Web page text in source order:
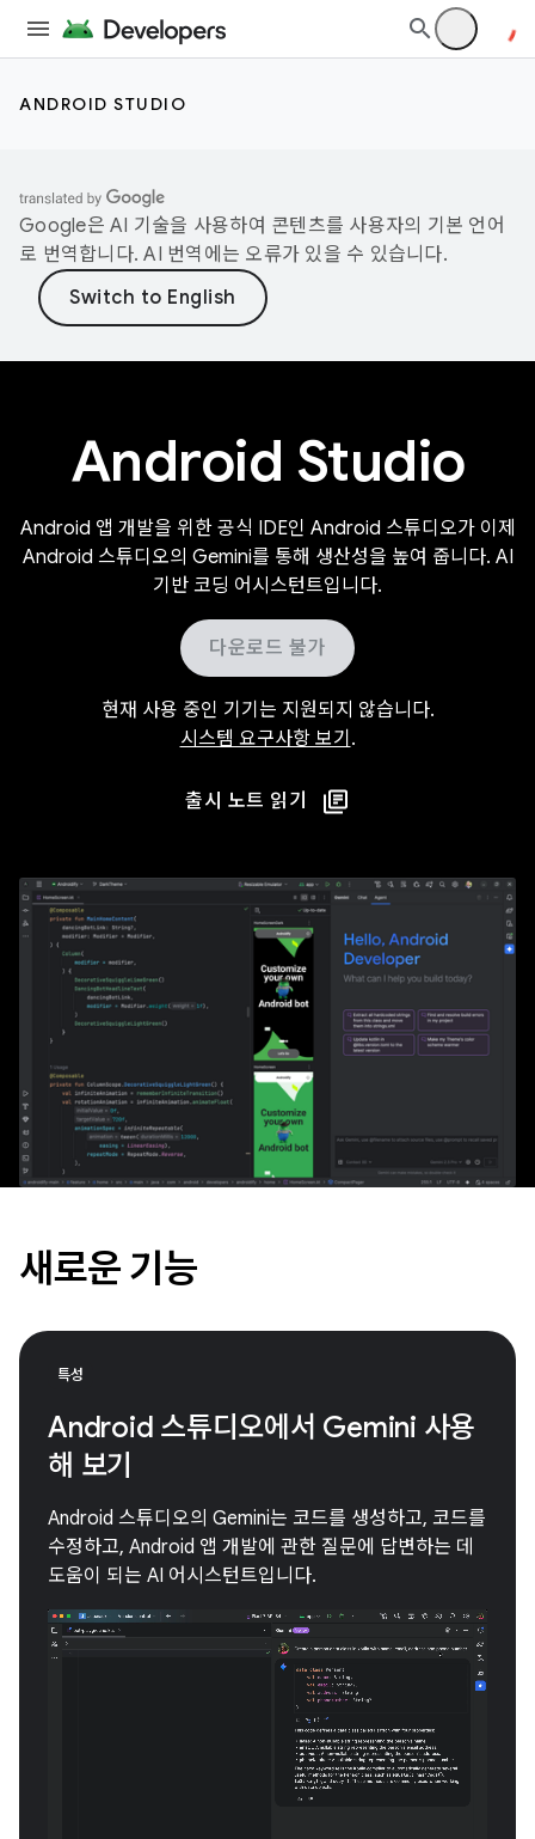
ANDROID STUDIO
Google은 AI 기술을 사용하여 콘텐츠를 사용자의 기본 언어
로 번역합니다. AI 번역에는 오류가 있을 수 있습니다.
Android Studio
Android 앱 개발을 위한 공식 IDE인 Android 스튜디오가 이제
Android 스튜디오의 Gemini를 통해 생산성을 높여 줍니다. AI
기반 코딩 어시스턴트입니다.
다운로드 불가
현재 사용 중인 기기는 지원되지 않습니다.
시스템 요구사항 보기 .
출시 노트 읽기
새로운 기능
특성
Android 스튜디오에서 Gemini 사용
해 보기
Android 스튜디오의 Gemini는 코드를 생성하고, 코드를
수정하고, Android 앱 개발에 관한 질문에 답변하는 데
도움이 되는 AI 어시스턴트입니다.